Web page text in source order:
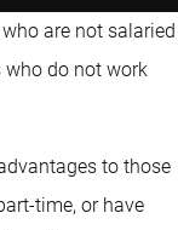
are not salaried
who do not work
to those
time, or have